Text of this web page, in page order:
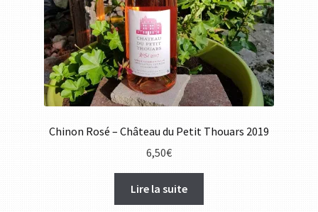
Chinon Rosé – Château du Petit Thouars 2019
6,50€
Lire la suite